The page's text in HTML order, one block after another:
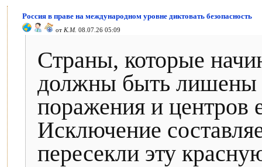
Россия в праве на международном уровне диктовать безопасность
от К.М. 08.07.26 05:09
Страны, которые
должны быть лишены
поражения и центров
Исключение
пересекли эту